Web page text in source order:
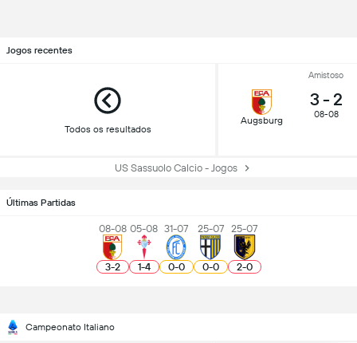
Jogos recentes
Todos os resultados
Amistoso
Augsburg
3 - 2
08-08
US Sassuolo Calcio - Jogos
Últimas Partidas
08-08
3-2
05-08
1-4
31-07
0-0
25-07
0-0
25-07
2-0
Campeonato Italiano